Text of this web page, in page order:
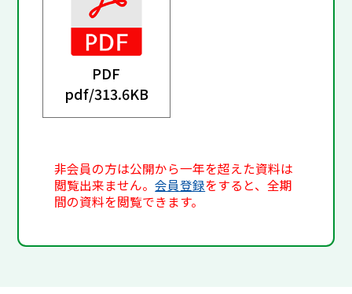
PDF
pdf/313.6KB
非会員の方は公開から一年を超えた資料は
閲覧出来ません。会員登録をすると、全期
間の資料を閲覧できます。